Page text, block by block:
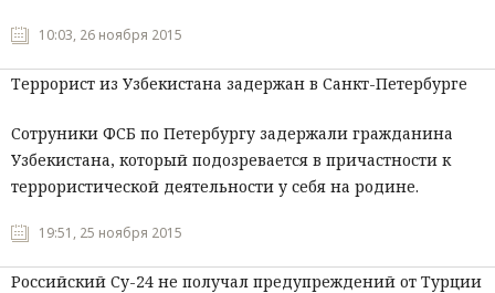
10:03, 26 ноября 2015
Террорист из Узбекистана задержан в Санкт-Петербурге
Сотруники ФСБ по Петербургу задержали гражданина
Узбекистана, который подозревается в причастности к
террористической деятельности у себя на родине.
19:51, 25 ноября 2015
Российский Су-24 не получал предупреждений от Турции